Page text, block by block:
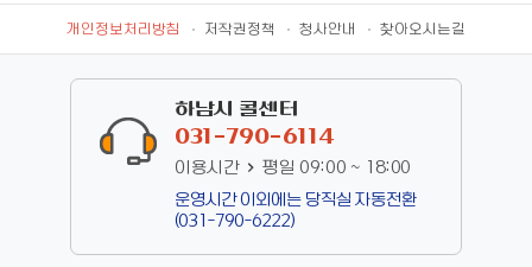
개인정보처리방침 저작권정책 청사안내 찾아오시는길
하남시 콜센터
031-790-6114
이용시간
평일 09:00 ~ 18:00
운영시간 이외에는 당직실 자동전환
(031-790-6222)